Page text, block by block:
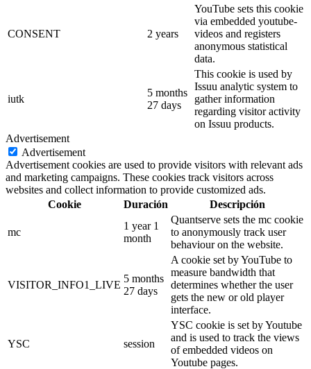
CONSENT 2 years
YouTube sets this cookie
via embedded youtube-
videos and registers
anonymous statistical
data.
iutk
5 months
27 days
This cookie is used by
Issuu analytic system to
gather information
regarding visitor activity
on Issuu products.
Advertisement
Advertisement
Advertisement cookies are used to provide visitors with relevant ads
and marketing campaigns. These cookies track visitors across
websites and collect information to provide customized ads.
Cookie
Duración Descripción
mc
1 year 1
month
Quantserve sets the mc cookie
to anonymously track user
behaviour on the website.
VISITOR_INFO1_LIVE
5 months
27 days
A cookie set by YouTube to
measure bandwidth that
determines whether the user
gets the new or old player
interface.
YSC session
YSC cookie is set by Youtube
and is used to track the views
of embedded videos on
Youtube pages.